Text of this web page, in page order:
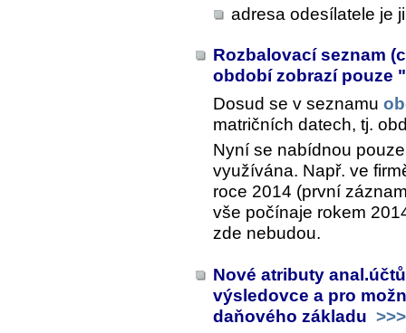
adresa odesílatele je
Rozbalovací seznam
období zobrazí pouze
Dosud se v seznamu
matričních datech, tj.
Nyní se nabídnou
využívána. Např. ve
roce 2014 (první
vše počínaje rokem
zde nebudou.
Nové atributy
výsledovce a pro
daňového základu >>>